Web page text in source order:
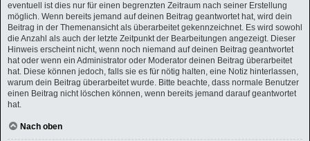
eventuell ist dies nur für einen begrenzten Zeitraum nach seiner Erstellung
möglich. Wenn bereits jemand auf deinen Beitrag geantwortet hat, wird dein
Beitrag in der Themenansicht als überarbeitet gekennzeichnet. Es wird sowohl
die Anzahl als auch der letzte Zeitpunkt der Bearbeitungen angezeigt. Dieser
Hinweis erscheint nicht, wenn noch niemand auf deinen Beitrag geantwortet
hat oder wenn ein Administrator oder Moderator deinen Beitrag überarbeitet
hat. Diese können jedoch, falls sie es für nötig halten, eine Notiz hinterlassen,
warum dein Beitrag überarbeitet wurde. Bitte beachte, dass normale Benutzer
einen Beitrag nicht löschen können, wenn bereits jemand darauf geantwortet
hat.
Nach oben